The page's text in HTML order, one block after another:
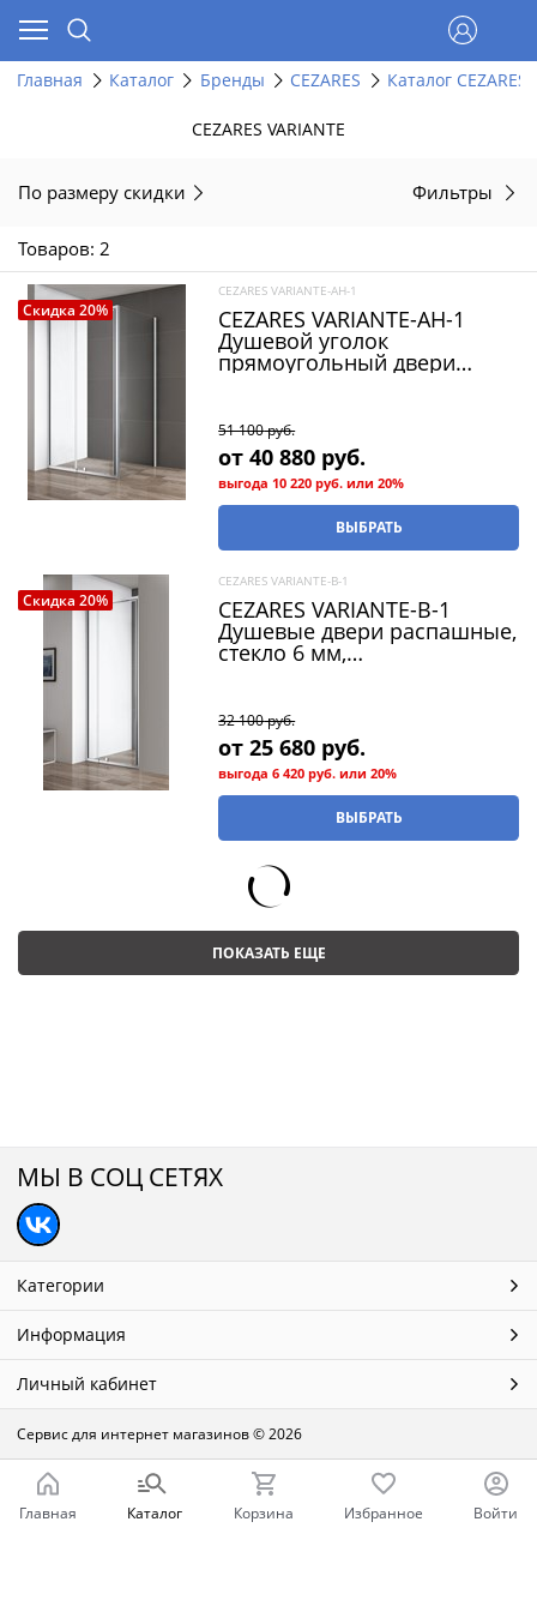
Главная Каталог Бренды CEZARES Каталог
CEZARES VARIANTE
По размеру скидки Фильтры
Товаров: 2
Скидка 20%
CEZARES VARIANTE-AH-1
CEZARES VARIANTE-AH-1
Душевой уголок
прямоугольный двери
или правую стороны
51 100 руб.
от40 880 руб.
выгода 10 220 руб. или20%
ВЫБРАТЬ
Скидка 20%
CEZARES VARIANTE-B-1
CEZARES VARIANTE-B-1
Душевые двери распашные,
стекло 6 мм,
32 100 руб.
от25 680 руб.
выгода6 420 руб. или20%
ВЫБРАТЬ
ПОКАЗАТЬ ЕЩЕ
МЫ В СОЦ СЕТЯХ
Категории
Информация
Личный кабинет
Сервис для интернет магазинов© 2026
Главная Каталог Корзина Избранное Войти